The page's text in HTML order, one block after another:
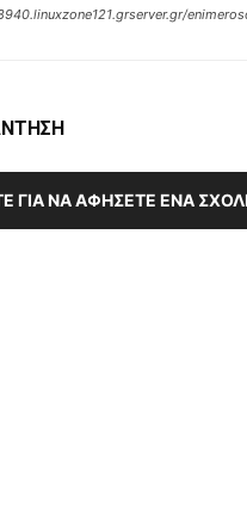
ΓΙΑ ΝΑ ΑΦΉΣΕΤΕ ΈΝΑ